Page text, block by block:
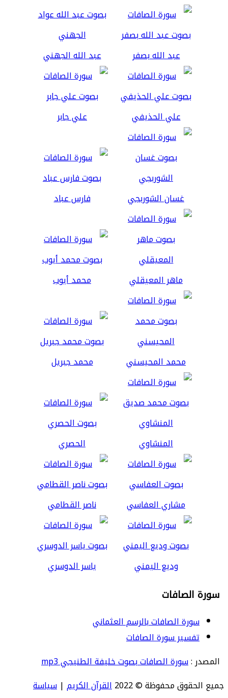
عبد الله بصفر عبد الله الجهني
علي الحذيفي علي جابر
غسان الشوربجي فارس عباد
ماهر المعيقلي محمد أيوب
محمد المحيسني محمد جبريل
المنشاوي الحصري
مشاري العفاسي ناصر القطامي
وديع اليمني ياسر الدوسري
سورة الصافات
سورة الصافات بالرسم العثماني
تفسير سورة الصافات
المصدر :سورة الصافات بصوت خليفة الطنيجي mp3
جميع الحقوق محفوظة © 2022
القرآن الكريم | سياسة